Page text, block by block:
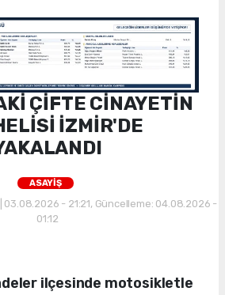
ÇİFTE CİNAYETİN
İZMİR'DE
ASAYİŞ
03.08.2026 - 21:21, Güncelleme: 04.08.2026 -
01:12
ilçesinde motosikletle